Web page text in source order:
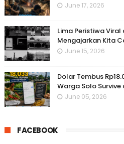
June 17, 2026
Lima Peristiwa
Mengajarkan Kita
June 15, 2026
Dolar Tembus
Warga Solo
June 05, 2026
FACEBOOK